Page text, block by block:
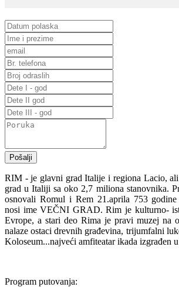
Pošalji
RIM - je glavni grad Italije i regiona Lacio,
grad u Italiji sa oko 2,7 miliona stanovnika.
osnovali Romul i Rem 21.aprila 753
nosi ime VEČNI GRAD. Rim je kulturno-
Evrope, a stari deo Rima je pravi muzej na
nalaze ostaci drevnih građevina, trijumfalni
Koloseum...najveći amfiteatar ikada izgrađen
Program putovanja: